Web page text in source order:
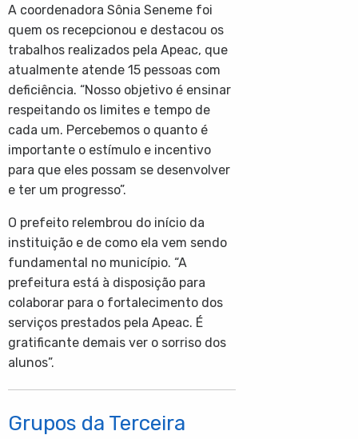
A coordenadora Sônia Seneme foi
quem os recepcionou e destacou os
trabalhos realizados pela Apeac, que
atualmente atende 15 pessoas com
deficiência. “Nosso objetivo é ensinar
respeitando os limites e tempo de
cada um. Percebemos o quanto é
importante o estímulo e incentivo
para que eles possam se desenvolver
e ter um progresso”.
O prefeito relembrou do início da
instituição e de como ela vem sendo
fundamental no município. “A
prefeitura está à disposição para
colaborar para o fortalecimento dos
serviços prestados pela Apeac. É
gratificante demais ver o sorriso dos
alunos”.
Grupos da Terceira